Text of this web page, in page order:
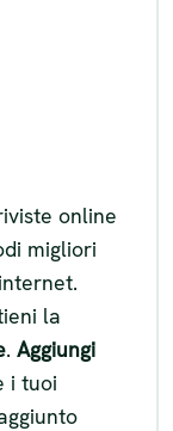
online
migliori
la
. Aggiungi
i tuoi